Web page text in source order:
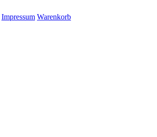
Impressum Warenkorb